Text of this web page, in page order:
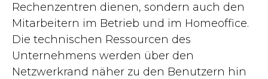
Rechenzentren dienen, sondern auch den
Mitarbeitern im Betrieb und im Homeoffice.
Die technischen Ressourcen des
Unternehmens werden über den
Netzwerkrand näher zu den Benutzern hin